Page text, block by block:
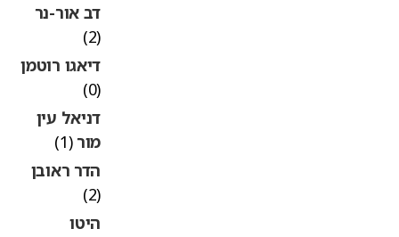
דב אור-נר
דיאגו רוטמן
דניאל עין
מור(1)
הדר ראובן
היטו